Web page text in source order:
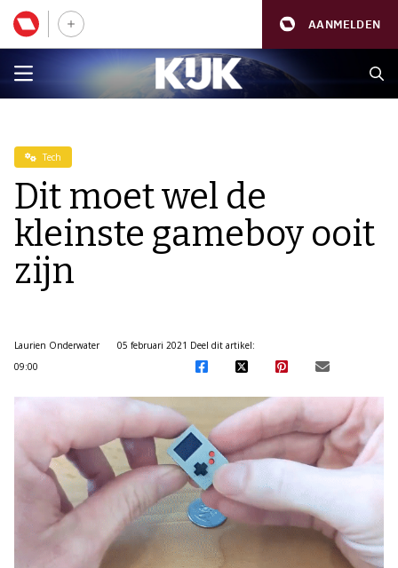
AANMELDEN
Tech
Dit moet wel de
kleinste gameboy ooit
zijn
Laurien Onderwater
05 februari 2021
09:00
Deel dit artikel: